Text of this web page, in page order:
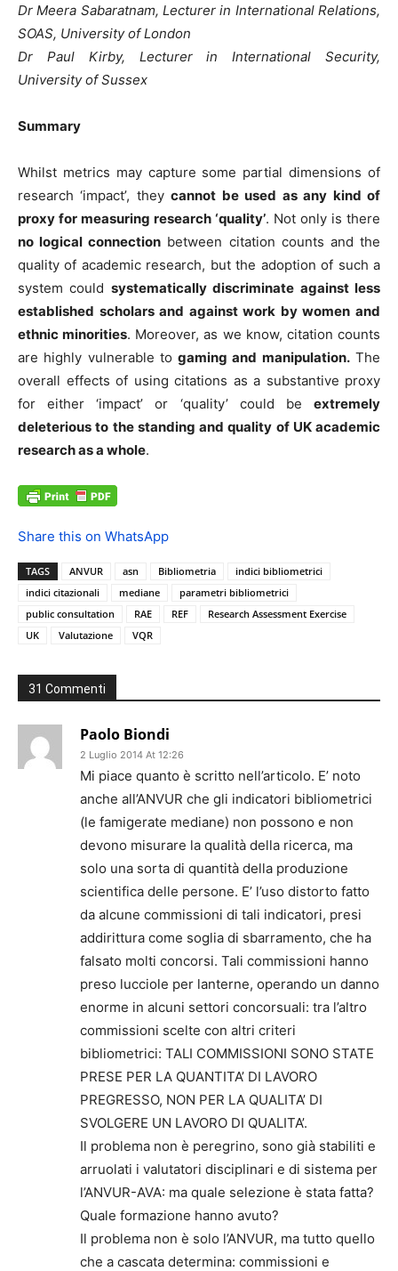
Dr Meera Sabaratnam, Lecturer in International Relations,
SOAS, University of London
Dr Paul Kirby, Lecturer in International Security,
University of Sussex
Summary
Whilst metrics may capture some partial dimensions of
research ‘impact’, theycannot be used as any kind of
proxy for measuring research ‘quality’. Not only is there
no logical connection between citation counts and the
quality of academic research, but the adoption of such a
system could systematically discriminate against less
established scholars and against work by women and
ethnic minorities. Moreover, as we know, citation counts
are highly vulnerable togaming and manipulation.The
overall effects of using citations as a substantive proxy
for either ‘impact’ or ‘quality’ could be extremely
deleterious to the standing and quality of UK academic
research as a whole.
Share this on WhatsApp
TAGS ANVUR asn Bibliometria
indici bibliometrici
indici citazionali
mediane
parametri bibliometrici
public consultation
RAE REF
Research Assessment Exercise
UK
Valutazione VQR
31 Commenti
Paolo Biondi
2 Luglio 2014 At 12:26
Mi piace quanto è scritto nell’articolo. E’ noto
anche all’ANVUR che gli indicatori bibliometrici
(le famigerate mediane) non possono e non
devono misurare la qualità della ricerca, ma
solo una sorta di quantità della produzione
scientifica delle persone. E’ l’uso distorto fatto
da alcune commissioni di tali indicatori, presi
addirittura come soglia di sbarramento, che ha
falsato molti concorsi. Tali commissioni hanno
preso lucciole per lanterne, operando un danno
enorme in alcuni settori concorsuali: tra l’altro
commissioni scelte con altri criteri
bibliometrici: TALI COMMISSIONI SONO STATE
PRESE PER LA QUANTITA’ DI LAVORO
PREGRESSO, NON PER LA QUALITA’ DI
SVOLGERE UN LAVORO DI QUALITA’.
Il problema non è peregrino, sono già stabiliti e
arruolati i valutatori disciplinari e di sistema per
l’ANVUR-AVA: ma quale selezione è stata fatta?
Quale formazione hanno avuto?
Il problema non è solo l’ANVUR, ma tutto quello
che a cascata determina: commissioni e